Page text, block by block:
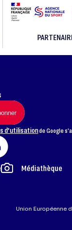
d'utilisationde Google
Médiathèque
Union Européenne